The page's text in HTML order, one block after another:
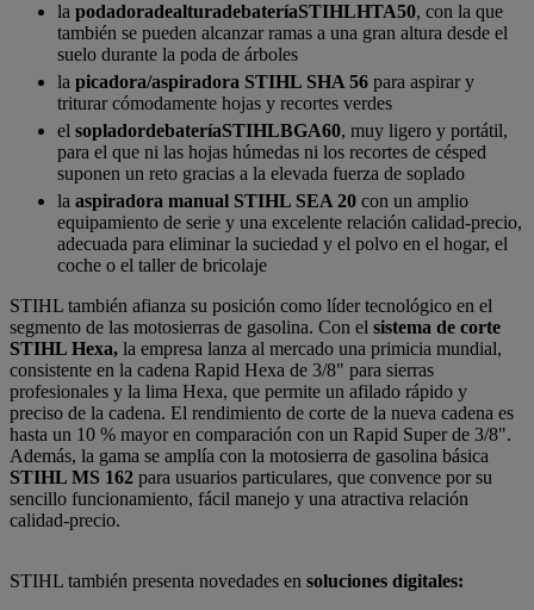
la podadoradealturadebateríaSTIHLHTA50, con la que
también se pueden alcanzar ramas a una gran altura desde el
suelo durante la poda de árboles
la picadora/aspiradora STIHL SHA 56 para aspirar y
triturar cómodamente hojas y recortes verdes
el sopladordebateríaSTIHLBGA60, muy ligero y portátil,
para el que ni las hojas húmedas ni los recortes de césped
suponen un reto gracias a la elevada fuerza de soplado
la aspiradora manual STIHL SEA 20 con un amplio
equipamiento de serie y una excelente relación calidad-precio,
adecuada para eliminar la suciedad y el polvo en el hogar, el
coche o el taller de bricolaje
STIHL también afianza su posición como líder tecnológico en el
segmento de las motosierras de gasolina. Con el sistema de corte
STIHL Hexa, la empresa lanza al mercado una primicia mundial,
consistente en la cadena Rapid Hexa de 3/8" para sierras
profesionales y la lima Hexa, que permite un afilado rápido y
preciso de la cadena. El rendimiento de corte de la nueva cadena es
hasta un 10 % mayor en comparación con un Rapid Super de 3/8".
Además, la gama se amplía con la motosierra de gasolina básica
STIHL MS 162 para usuarios particulares, que convence por su
sencillo funcionamiento, fácil manejo y una atractiva relación
calidad-precio.
STIHL también presenta novedades en soluciones digitales: